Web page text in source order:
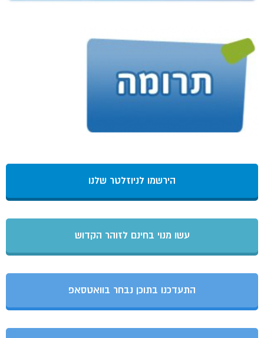
הירשמו לניוזלטר שלנו
עשו מנוי בחינם לזוהר הקדוש
התעדכנו בתוכן נבחר בוואטסאפ